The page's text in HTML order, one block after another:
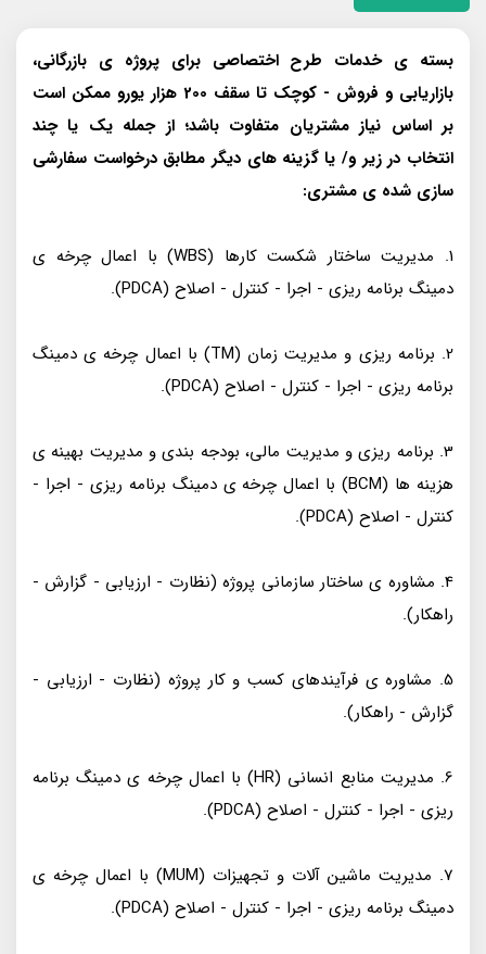
بسته ی خدمات طرح اختصاصی برای پروژه ی بازرگانی،
بازاریابی و فروش - کوچک تا سقف 200 هزار یورو ممکن است
بر اساس نیاز مشتریان متفاوت باشد؛ از جمله یک یا چند
انتخاب در زیر و/ یا گزینه های دیگر مطابق درخواست سفارشی
سازی شده ی مشتری:
1. مدیریت ساختار شکست کارها (WBS) با اعمال چرخه ی
دمینگ برنامه ریزی - اجرا - کنترل - اصلاح (PDCA).
2. برنامه ریزی و مدیریت زمان (TM) با اعمال چرخه ی دمینگ
برنامه ریزی - اجرا - کنترل - اصلاح (PDCA).
3. برنامه ریزی و مدیریت مالی، بودجه بندی و مدیریت بهینه ی
هزینه ها (BCM) با اعمال چرخه ی دمینگ برنامه ریزی - اجرا -
کنترل - اصلاح (PDCA).
4. مشاوره ی ساختار سازمانی پروژه (نظارت - ارزیابی - گزارش -
راهکار).
5. مشاوره ی فرآیندهای کسب و کار پروژه (نظارت - ارزیابی -
گزارش - راهکار).
6. مدیریت منابع انسانی (HR) با اعمال چرخه ی دمینگ برنامه
ریزی - اجرا - کنترل - اصلاح (PDCA).
7. مدیریت ماشین آلات و تجهیزات (MUM) با اعمال چرخه ی
دمینگ برنامه ریزی - اجرا - کنترل - اصلاح (PDCA).